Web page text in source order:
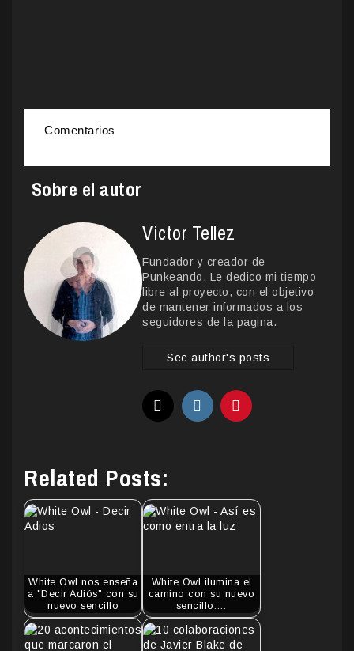
Comentarios
Sobre el autor
Victor Tellez
Fundador y creador de
Punkeando. Le dedico mi tiempo
libre al proyecto, con el objetivo
de mantener informados a los
seguidores de la pagina.
See author's posts
Related Posts:
White Owl nos enseña
a "Decir Adiós" con su
nuevo sencillo
White Owl ilumina el
camino con su nuevo
sencillo:…